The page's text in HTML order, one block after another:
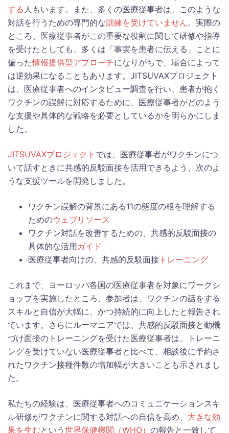
する 人もいます。また、多くの医療従事者は、このような
対話を行うための専門的な訓練を受けていません。実際の
ところ、医療従事者がこの重要な役割に関して研修や指導
を受けたとしても、多くは「事実を患者に伝える」ことに
偏った情報提供型アプローチになりがちで、場合によって
は逆効果になることもあります。JITSUVAXプロジェクト
は、医療従事者へのインタビュー調査を行い、患者が抱く
ワクチンの誤解に対応するために、医療従事者がどのよう
な支援や具体的な戦略を必要としているかを明らかにしま
した。
JITSUVAXプロジェクト では、医療従事者がワクチンにつ
いて話すときに共感的反駁面接を活用できるよう、次のよ
うな支援ツールを開発しました。
ワクチン誤解の背景にある11の態度の根を理解する
ためのウェブリソース
ワクチン対話を改善するための、共感的反駁面接の
具体的な活用ガイド
医療従事者向けの、共感的反駁面接 トレーニング
これまで、ヨーロッパ各国の医療従事者を対象にワークシ
ョップを実施したところ、参加者は、ワクチンの話をする
スキルと自信が大幅に、かつ持続的に向上したと報告され
ています。さらにルーマニアでは、共感的反駁面接と動機
づけ面接のトレーニングを受けた医療従事者は、トレーニ
ングを受けていない医療従事者と比べて、相談後に予約さ
れたワクチン接種件数の増加幅が大きいことも示されまし
た。
私たちの経験は、医療従事者へのコミュニケーションスキ
ル研修がワクチンに関する対話への自信を高め、 大きな効
果を生むという 世界保健機関（WHO） の報告と一致して